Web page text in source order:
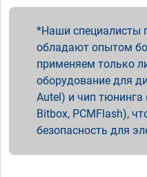
Наши специалисты
обладают опытом
применяем только
оборудование для
Autel) и чип тюнинга
Bitbox, PCMFlash),
безопасность для